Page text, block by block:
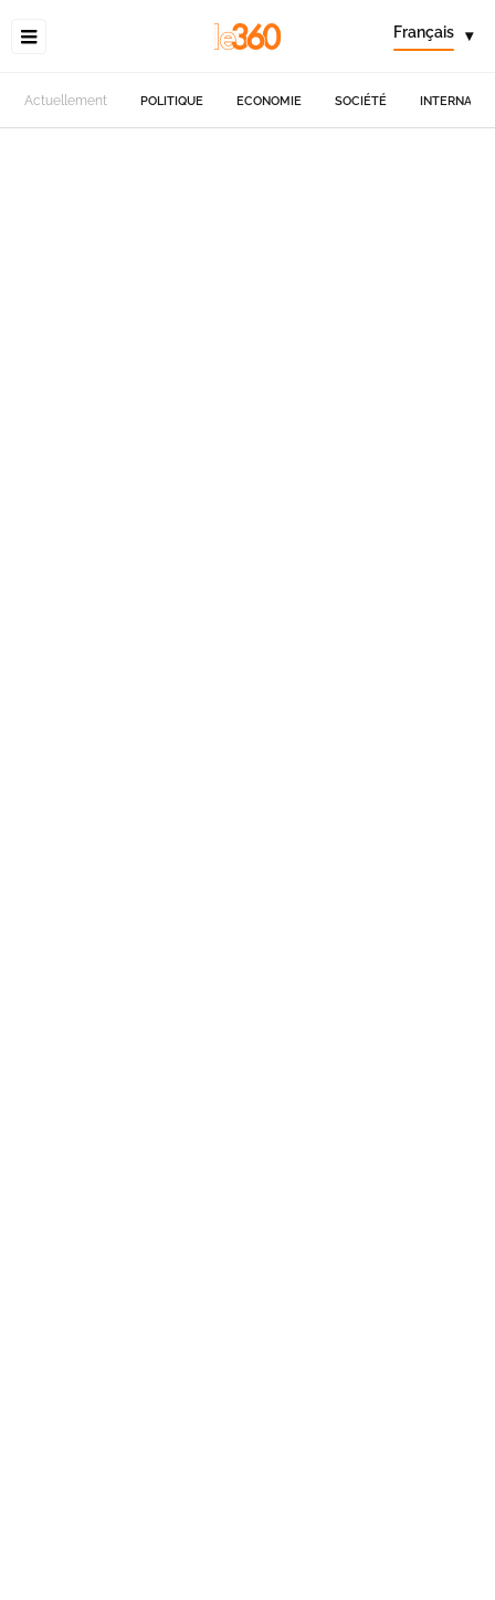
Français ▾
Actuellement POLITIQUE ECONOMIE SOCIÉTÉ